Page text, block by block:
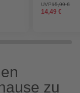
klar
UVP15,99 €
14,49 €
zu